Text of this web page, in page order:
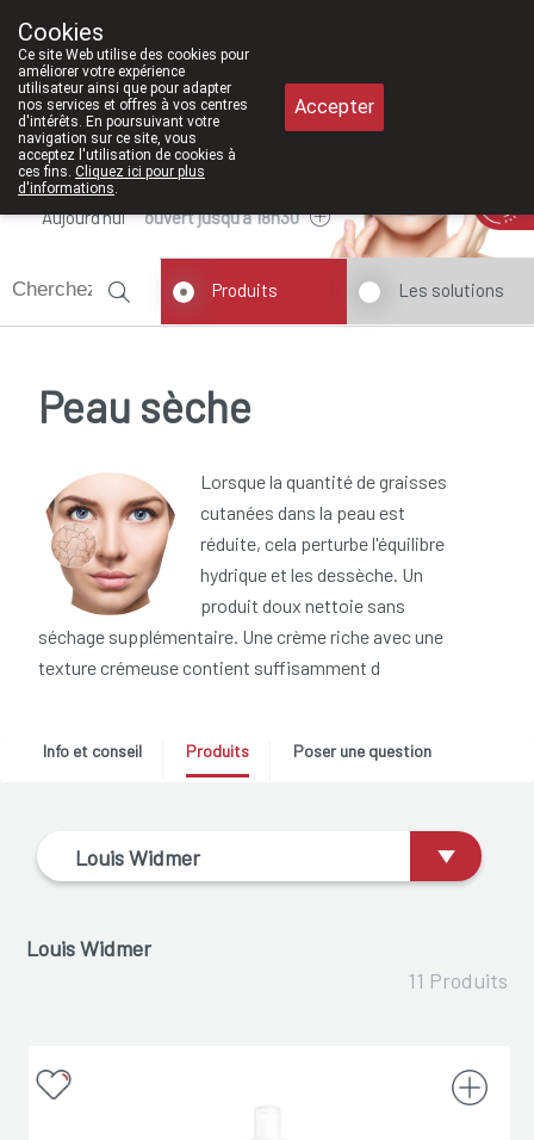
Aujourd'hui ouvert jusqu'à 18h30
Produits Les solutions
Peau sèche
Lorsque la quantité de graisses
cutanées dans la peau est
réduite, cela perturbe l'équilibre
hydrique et les dessèche. Un
produit doux nettoie sans
séchage supplémentaire. Une crème riche avec une
texture crémeuse contient suffisamment d
Info et conseil Produits Poser une question
Louis Widmer
Louis Widmer
11 Produits
Cookies
Ce site Web utilise des cookies pour
améliorer votre expérience
utilisateur ainsi que pour adapter
nos services et offres à vos centres
d'intérêts. En poursuivant votre
navigation sur ce site, vous
acceptez l'utilisation de cookies à
ces fins. Cliquez ici pour plus
d'informations.
Accepter